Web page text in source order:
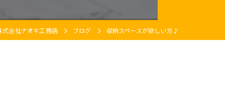
式会社ナオキ工務店 ブログ 収納スペースが欲しい方♪